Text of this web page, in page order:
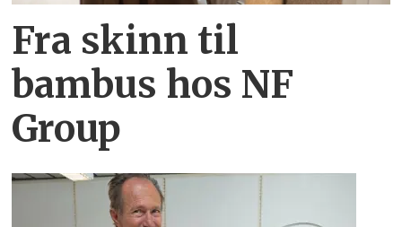
Fra skinn til
bambus hos NF
Group